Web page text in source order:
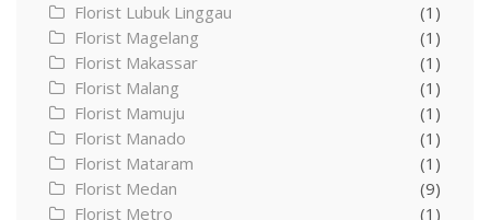
Florist Lubuk Linggau
(1)
Florist Magelang
(1)
Florist Makassar
(1)
Florist Malang
(1)
Florist Mamuju
(1)
Florist Manado
(1)
Florist Mataram
(1)
Florist Medan
(9)
Florist Metro
(1)